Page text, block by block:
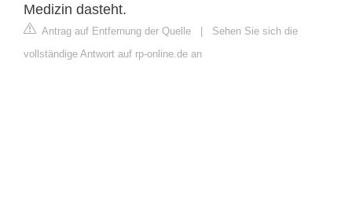
Medizin dasteht.
Antrag auf Entfernung der Quelle | Sehen Sie sich die
vollständige Antwort auf rp-online.de an